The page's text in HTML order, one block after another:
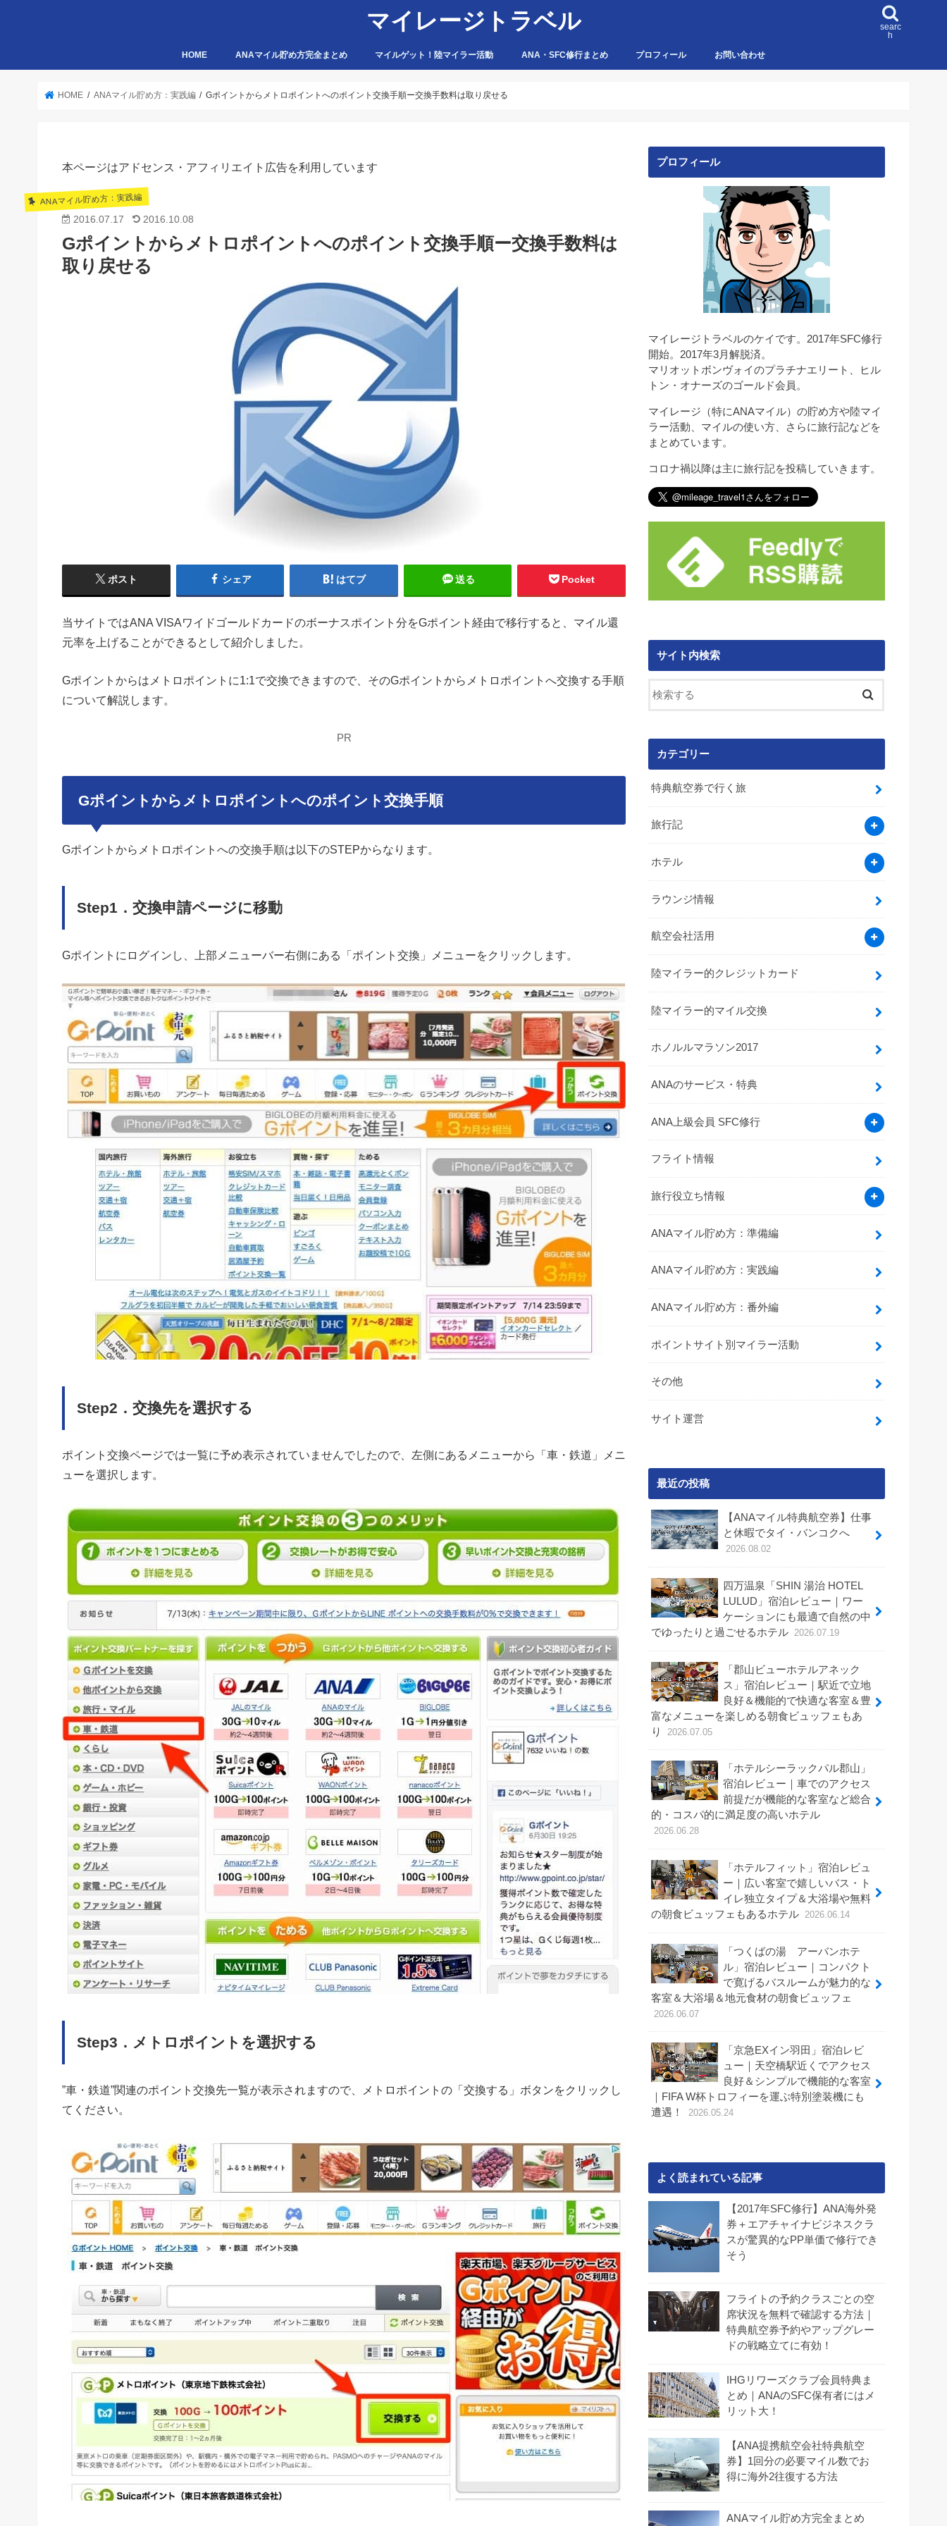
マイレージトラベル
searc
h
HOME ANAマイル貯め方完全まとめ マイルゲット！陸マイラー活動 ANA・SFC修行まとめ プロフィール お問い合わせ
HOME ANAマイル貯め方：実践編 Gポイントからメトロポイントへのポイント交換手順ー交換手数料は取り戻せる
本ページはアドセンス・アフィリエイト広告を利用しています
ANAマイル貯め方：実践編
2016.07.17 2016.10.08
Gポイントからメトロポイントへのポイント交換手順ー交換手数料は
取り戻せる
ポスト シェア はてブ 送る Pocket
当サイトではANA VISAワイドゴールドカードのボーナスポイント分をGポイント経由で移行すると、マイル還
元率を上げることができるとして紹介しました。
Gポイントからはメトロポイントに1:1で交換できますので、そのGポイントからメトロポイントへ交換する手順
について解説します。
PR
Gポイントからメトロポイントへのポイント交換手順
Gポイントからメトロポイントへの交換手順は以下のSTEPからなります。
Step1．交換申請ページに移動
Gポイントにログインし、上部メニューバー右側にある「ポイント交換」メニューをクリックします。
Step2．交換先を選択する
ポイント交換ページでは一覧に予め表示されていませんでしたので、左側にあるメニューから「車・鉄道」メニ
ューを選択します。
Step3．メトロポイントを選択する
”車・鉄道”関連のポイント交換先一覧が表示されますので、メトロポイントの「交換する」ボタンをクリックし
てください。
プロフィール
マイレージトラベルのケイです。2017年SFC修行
開始。2017年3月解脱済。
マリオットボンヴォイのプラチナエリート、ヒル
トン・オナーズのゴールド会員。
マイレージ（特にANAマイル）の貯め方や陸マイ
ラー活動、マイルの使い方、さらに旅行記などを
まとめています。
コロナ禍以降は主に旅行記を投稿していきます。
サイト内検索
カテゴリー
特典航空券で行く旅
旅行記
ホテル
ラウンジ情報
航空会社活用
陸マイラー的クレジットカード
陸マイラー的マイル交換
ホノルルマラソン2017
ANAのサービス・特典
ANA上級会員 SFC修行
フライト情報
旅行役立ち情報
ANAマイル貯め方：準備編
ANAマイル貯め方：実践編
ANAマイル貯め方：番外編
ポイントサイト別マイラー活動
その他
サイト運営
最近の投稿
【ANAマイル特典航空券】仕事
と休暇でタイ・バンコクへ
2026.08.02
四万温泉「SHIN 湯治 HOTEL
LULUD」宿泊レビュー｜ワー
ケーションにも最適で自然の中
でゆったりと過ごせるホテル 2026.07.19
「郡山ビューホテルアネック
ス」宿泊レビュー｜駅近で立地
良好＆機能的で快適な客室＆豊
富なメニューを楽しめる朝食ビュッフェもあ
り
2026.07.05
「ホテルシーラックパル郡山」
宿泊レビュー｜車でのアクセス
前提だが機能的な客室など総合
的・コスパ的に満足度の高いホテル
2026.06.28
「ホテルフィット」宿泊レビュ
ー｜広い客室で嬉しいバス・ト
イレ独立タイプ＆大浴場や無料
の朝食ビュッフェもあるホテル 2026.06.14
「つくばの湯 アーバンホテ
ル」宿泊レビュー｜コンパクト
で寛げるバスルームが魅力的な
客室＆大浴場＆地元食材の朝食ビュッフェ
2026.06.07
「京急EXイン羽田」宿泊レビ
ュー｜天空橋駅近くでアクセス
良好＆シンプルで機能的な客室
｜FIFA W杯トロフィーを運ぶ特別塗装機にも
遭遇！
2026.05.24
よく読まれている記事
【2017年SFC修行】ANA海外発
券＋エアチャイナビジネスクラ
スが驚異的なPP単価で修行でき
そう
フライトの予約クラスごとの空
席状況を無料で確認する方法｜
特典航空券予約やアップグレー
ドの戦略立てに有効！
IHGリワーズクラブ会員特典ま
とめ｜ANAのSFC保有者にはメ
リット大！
【ANA提携航空会社特典航空
券】1回分の必要マイル数でお
得に海外2往復する方法
ANAマイル貯め方完全まとめ